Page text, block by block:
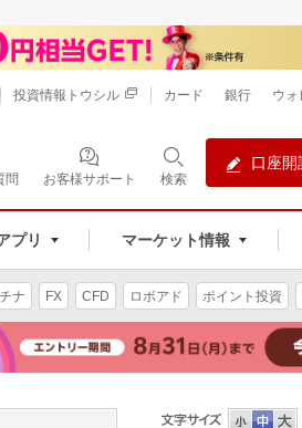
問 お客様サポート 検索
口座開
プリ マーケット情報
投資情報トウシル カード 銀行 ウォ
ナ FX CFD ロボアド ポイント投資